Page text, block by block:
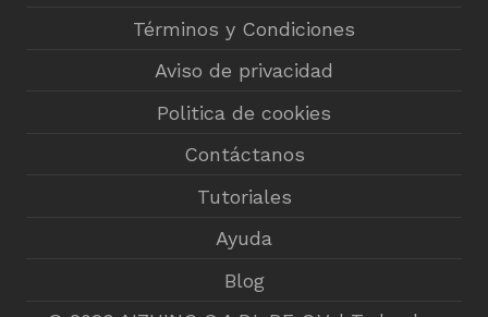
Términos y Condiciones
Aviso de privacidad
Politica de cookies
Contáctanos
Tutoriales
Ayuda
Blog